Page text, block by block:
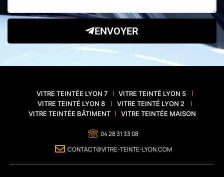
ENVOYER
VITRE TEINTÉE LYON 7
VITRE TEINTÉ LYON 5
VITRE TEINTÉ LYON 8
VITRE TEINTÉ LYON 2
VITRE TEINTÉE BÂTIMENT
VITRE TEINTÉE MAISON
04 28 31 33 08
CONTACT@VITRE-TEINTE-LYON.COM